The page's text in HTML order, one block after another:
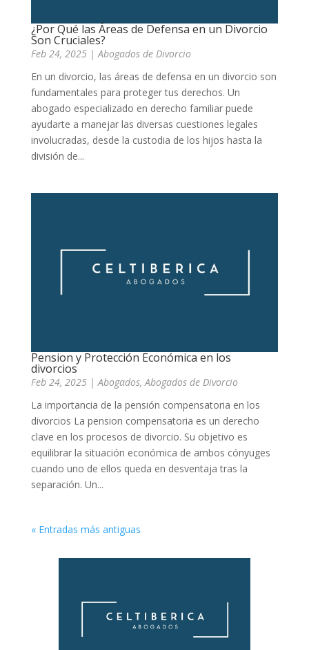
¿Por Qué las Áreas de Defensa en un Divorcio
Son Cruciales?
Feb 24, 2025|Abogados de Divorcio
En un divorcio, las áreas de defensa en un divorcio son
fundamentales para proteger tus derechos. Un
abogado especializado en derecho familiar puede
ayudarte a manejar las diversas cuestiones legales
involucradas, desde la custodia de los hijos hasta la
división de...
Pension y Protección Económica en los
divorcios
Feb 24, 2025| Abogados, Abogados de Divorcio
La importancia de la pensión compensatoria en los
divorcios La pension compensatoria es un derecho
clave en los procesos de divorcio. Su objetivo es
equilibrar la situación económica de ambos cónyuges
cuando uno de ellos queda en desventaja tras la
separación. Un...
« Entradas más antiguas